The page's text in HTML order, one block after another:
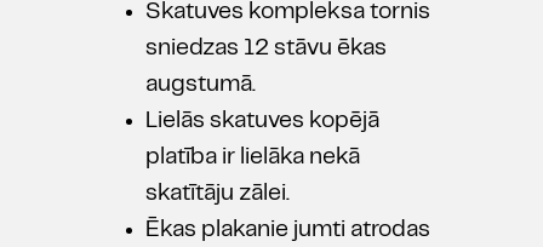
Skatuves kompleksa tornis
sniedzas 12 stāvu ēkas
augstumā.
Lielās skatuves kopējā
platība ir lielāka nekā
skatītāju zālei.
Ēkas plakanie jumti atrodas